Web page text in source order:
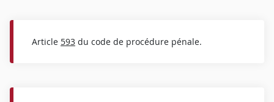
Article 593 du code de procédure pénale.